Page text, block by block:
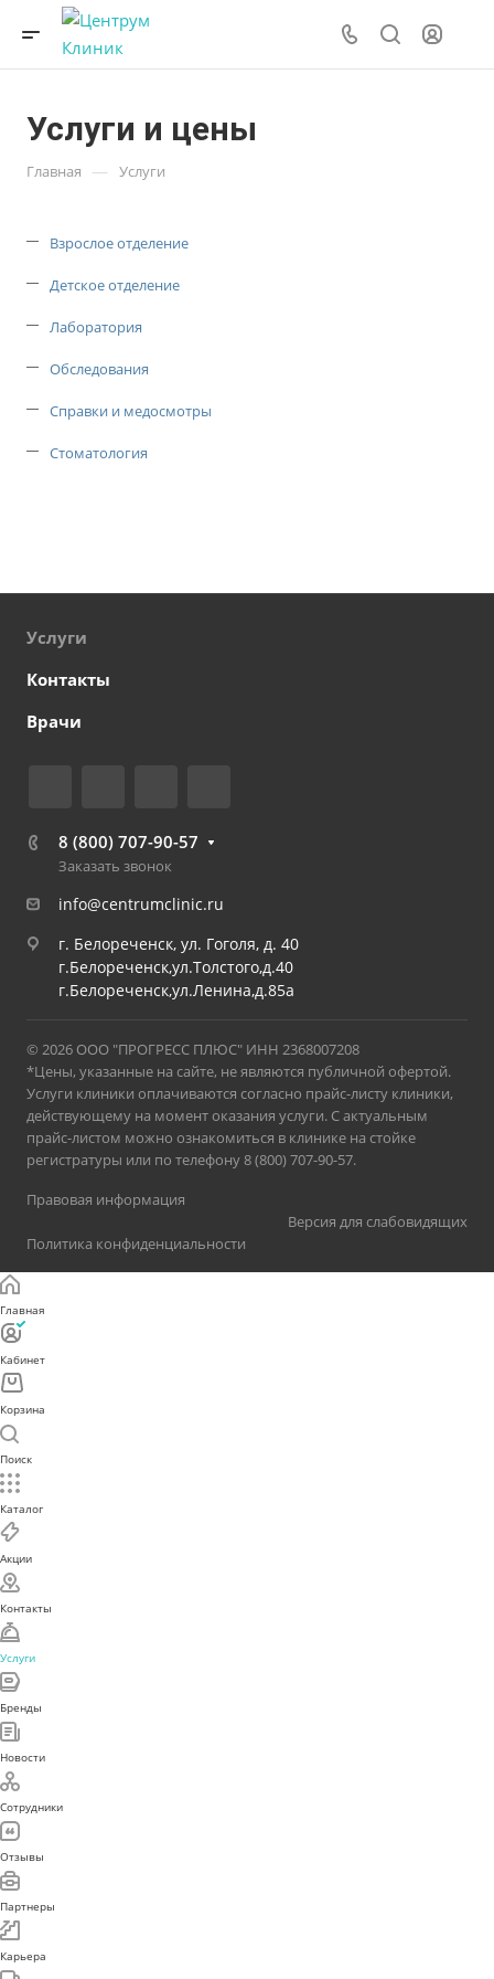
Услуги и цены
Главная — Услуги
Взрослое отделение
Детское отделение
Лаборатория
Обследования
Справки и медосмотры
Стоматология
Услуги
Контакты
Врачи
8 (800) 707-90-57
Заказать звонок
info@centrumclinic.ru
г. Белореченск, ул. Гоголя, д. 40
г.Белореченск,ул.Толстого,д.40
г.Белореченск,ул.Ленина,д.85а
© 2026 ООО "ПРОГРЕСС ПЛЮС" ИНН 2368007208
*Цены, указанные на сайте, не являются публичной офертой.
Услуги клиники оплачиваются согласно прайс-листу клиники,
действующему на момент оказания услуги. С актуальным
прайс-листом можно ознакомиться в клинике на стойке
регистратуры или по телефону 8 (800) 707-90-57.
Правовая информация
Политика конфиденциальности
Версия для слабовидящих
Главная
Кабинет
Корзина
Поиск
Каталог
Акции
Контакты
Услуги
Бренды
Новости
Сотрудники
Отзывы
Партнеры
Карьера